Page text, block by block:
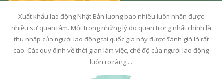
Xuất khẩu lao động Nhật Bản lương bao nhiêu luôn nhận được
nhiều sự quan tâm. Một trong những lý do quan trọng nhất chính là
thu nhập của người lao động tại quốc gia này được đánh giá là rất
cao. Các quy định về thời gian làm việc, chế độ của người lao động
luôn rõ ràng....